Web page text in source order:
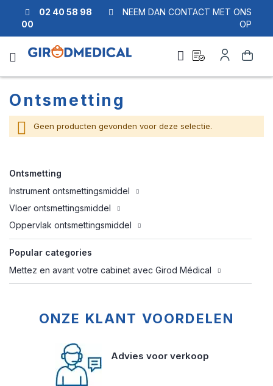
02 40 58 98
00
NEEM DAN CONTACT MET ONS
OP
Zoek
quote
Ontsmetting
Geen producten gevonden voor deze selectie.
Ontsmetting
Instrument ontsmettingsmiddel
Vloer ontsmettingsmiddel
Oppervlak ontsmettingsmiddel
Popular categories
Mettez en avant votre cabinet avec Girod Médical
ONZE KLANT VOORDELEN
Advies voor verkoop